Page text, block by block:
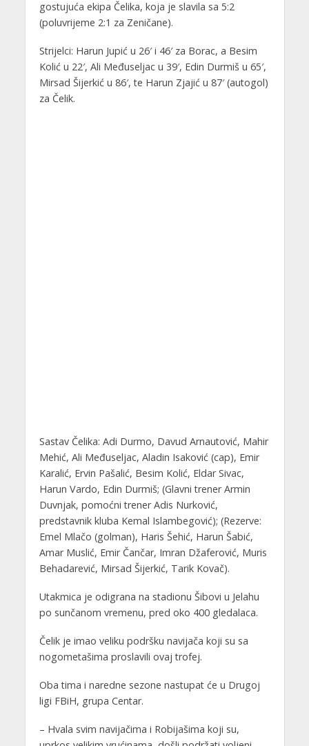
gostujuća ekipa Čelika, koja je slavila sa 5:2
(poluvrijeme 2:1 za Zeničane).
Strijelci: Harun Jupić u 26′ i 46′ za Borac, a Besim
Kolić u 22′, Ali Međuseljac u 39′, Edin Durmiš u 65′,
Mirsad Šijerkić u 86′, te Harun Zjajić u 87′ (autogol)
za Čelik.
Sastav Čelika: Adi Durmo, Davud Arnautović, Mahir
Mehić, Ali Međuseljac, Aladin Isaković (cap), Emir
Karalić, Ervin Pašalić, Besim Kolić, Eldar Sivac,
Harun Vardo, Edin Durmiš; (Glavni trener Armin
Duvnjak, pomoćni trener Adis Nurković,
predstavnik kluba Kemal Islambegović); (Rezerve:
Emel Mlačo (golman), Haris Šehić, Harun Šabić,
Amar Muslić, Emir Čančar, Imran Džaferović, Muris
Behadarević, Mirsad Šijerkić, Tarik Kovač).
Utakmica je odigrana na stadionu Šibovi u Jelahu
po sunčanom vremenu, pred oko 400 gledalaca.
Čelik je imao veliku podršku navijača koji su sa
nogometašima proslavili ovaj trofej.
Oba tima i naredne sezone nastupat će u Drugoj
ligi FBiH, grupa Centar.
– Hvala svim navijačima i Robijašima koji su,